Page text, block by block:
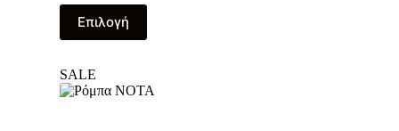
Επιλογή
SALE